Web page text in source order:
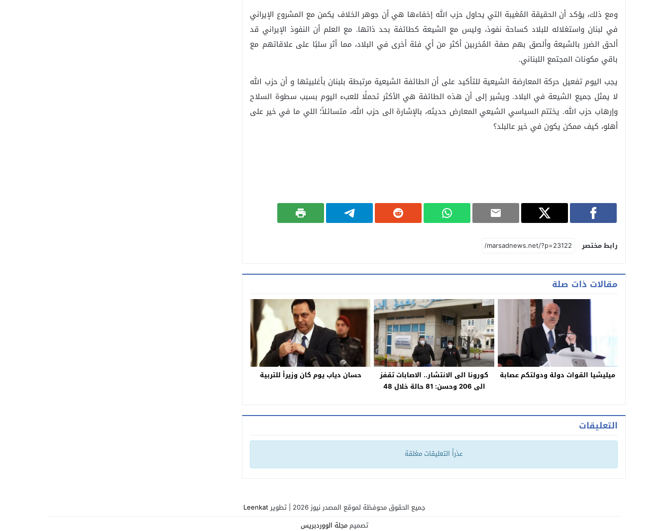
ومع ذلك، يؤكد أن الحقيقة المُغيبة التي يحاول حزب الله إخفاءها هي أن جوهر الخلاف يكمن مع المشروع الإيراني
في لبنان واستغلاله للبلاد كساحة نفوذ، وليس مع الشيعة كطائفة بحد ذاتها. مع العلم أن النفوذ الإيراني قد
ألحق الضرر بالشيعة وألصق بهم صفة المُخربين أكثر من أي فئة أخرى في البلاد، مما أثر سلبًا على علاقاتهم مع
باقي مكونات المجتمع اللبناني.
يجب اليوم تفعيل حركة المعارضة الشيعية للتأكيد على أن الطائفة الشيعية مرتبطة بلبنان بأغلبيتها و أن حزب الله
لا يمثل جميع الشيعة في البلاد. ويشير إلى أن هذه الطائفة هي الأكثر تحملًا للعبء اليوم بسبب سطوة السلاح
وإرهاب حزب الله. يختتم السياسي الشيعي المعارض حديثه، بالإشارة الى حزب الله، متسائلاً؛ اللي ما في خير على
أهلو، كيف ممكن يكون في خير عالبلد؟
رابط مختصر
مقالات ذات صلة
ميليشيا القوات دولة ودولتكم عصابة
كورونا الى الانتشار.. الاصابات تقفز
الى 206 وحسن: 81 حالة خلال 48
حسان دياب يوم كان وزيرأ للتربية
التعليقات
عذراً التعليقات مغلقة
جميع الحقوق محوفظة لموقع المصدر نيوز 2026 | تطوير
Leenkat
تصميممجلة الووردبريس